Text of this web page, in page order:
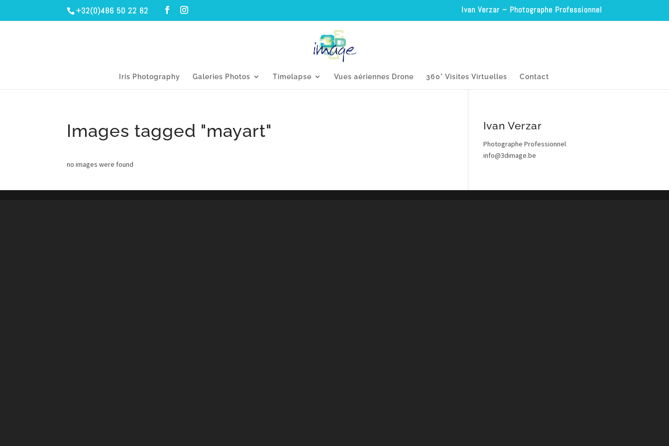
+32(0)486 50 22 82 Ivan Verzar – Photographe Professionnel
Iris Photography Galeries Photos Timelapse Vues aériennes Drone 360° Visites Virtuelles Contact
Images tagged "mayart"
no images were found
Ivan Verzar
Photographe Professionnel
info@3dimage.be